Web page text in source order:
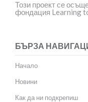
Този проект се
фондация Learning
БЪРЗА
Начало
Новини
Как да ни подкрепиш